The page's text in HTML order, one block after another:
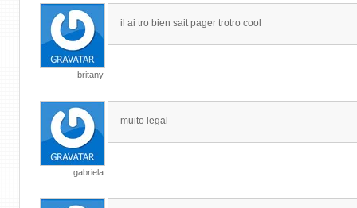
britany
il ai tro bien sait pager trotro cool
gabriela
muito legal